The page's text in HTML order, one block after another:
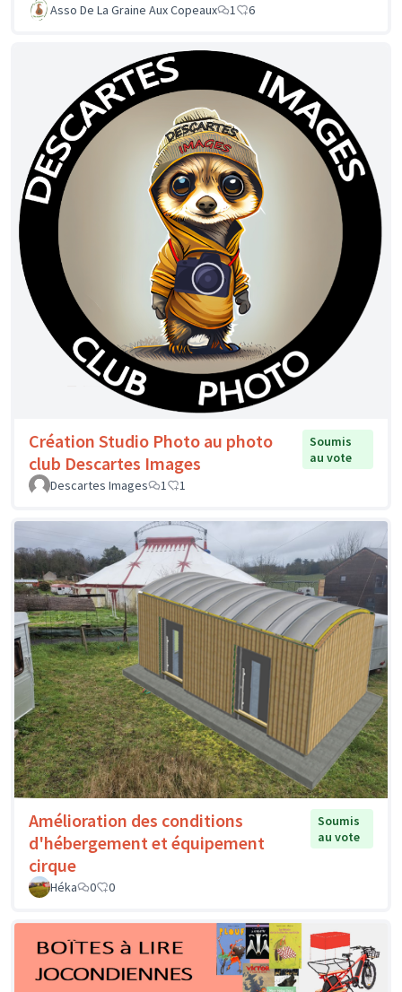
Asso De La Graine Aux Copeaux
1 6
Création Studio Photo au photo
club Descartes Images
Soumis
au vote
Descartes Images
1 1
Amélioration des conditions
d'hébergement et équipement
cirque
Soumis
au vote
Héka 0 0